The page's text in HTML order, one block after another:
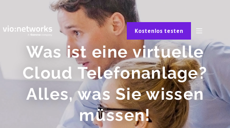
Kostenlos testen
Was ist eine virtuelle
Cloud Telefonanlage?
Alles, was Sie wissen
müssen!